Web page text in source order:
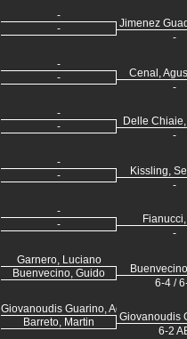
-
-
-
-
-
-
-
-
-
-
Garnero, Luciano
Buenvecino, Guido
Giovanoudis Guarino, Agustin
Barreto, Martin
Jimenez
-
Cenal,
-
Delle
-
Kissling,
-
Fianucci,
-
6-4 /
Giovanoudis
6-2